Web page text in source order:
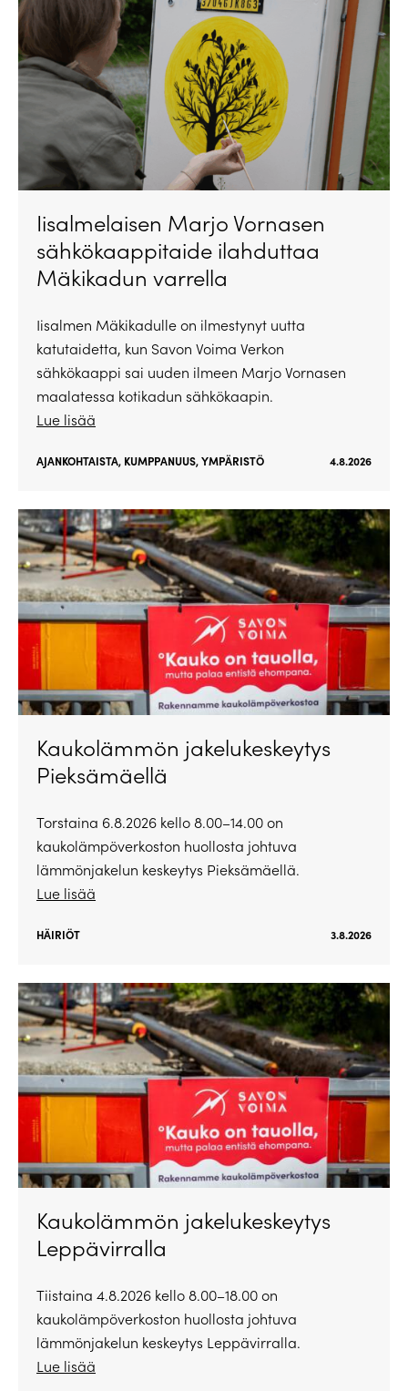
Iisalmelaisen Marjo Vornasen
sähkökaappitaide ilahduttaa
Mäkikadun varrella
Iisalmen Mäkikadulle on ilmestynyt uutta
katutaidetta, kun Savon Voima Verkon
sähkökaappi sai uuden ilmeen Marjo Vornasen
maalatessa kotikadun sähkökaapin.
Lue lisää
AJANKOHTAISTA, KUMPPANUUS,YMPÄRISTÖ 4.8.2026
Kaukolämmön jakelukeskeytys
Pieksämäellä
Torstaina 6.8.2026 kello 8.00–14.00 on
kaukolämpöverkoston huollosta johtuva
lämmönjakelun keskeytys Pieksämäellä.
Lue lisää
HÄIRIÖT 3.8.2026
Kaukolämmön jakelukeskeytys
Leppävirralla
Tiistaina 4.8.2026 kello 8.00–18.00 on
kaukolämpöverkoston huollosta johtuva
lämmönjakelun keskeytys Leppävirralla.
Lue lisää